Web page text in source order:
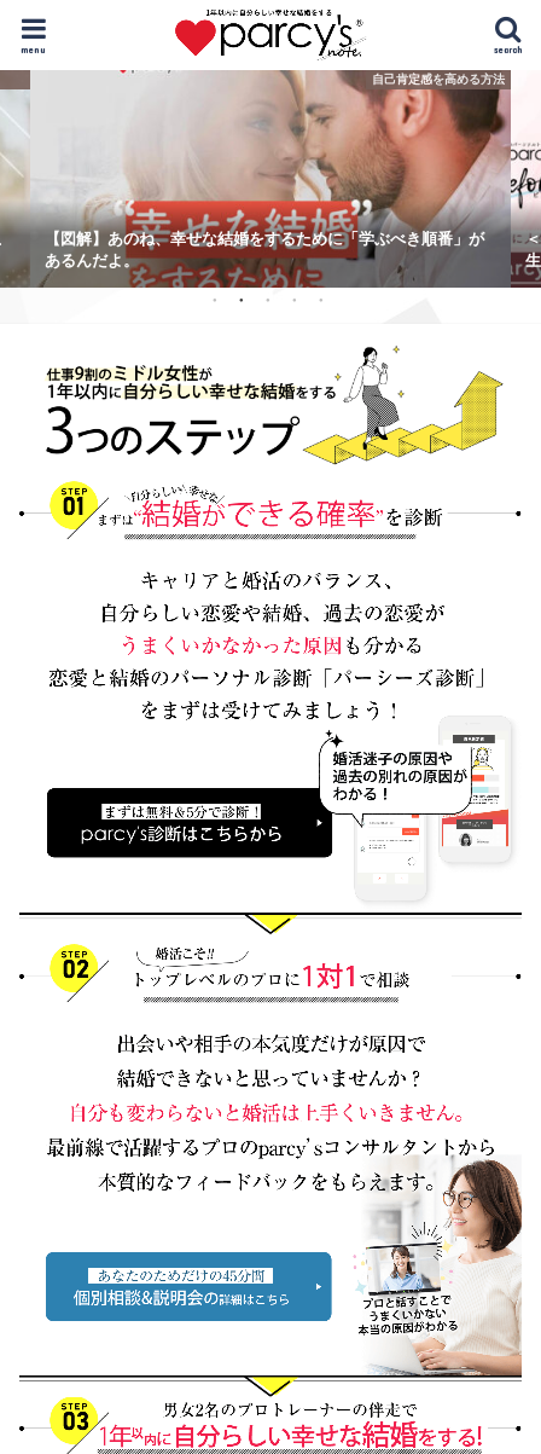
search
menu
自己肯定感を高める方法
【図解】あのね、幸せな結婚をするために「学ぶべき順番」が
あるんだよ。